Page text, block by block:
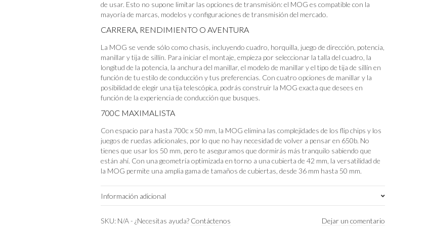
de usar. Esto no supone limitar las opciones de transmisión: el MOG es compatible con la
mayoría de marcas, modelos y configuraciones de transmisión del mercado.
CARRERA, RENDIMIENTO O AVENTURA
La MOG se vende sólo como chasis, incluyendo cuadro, horquilla, juego de dirección, potencia,
manillar y tija de sillín. Para iniciar el montaje, empieza por seleccionar la talla del cuadro, la
longitud de la potencia, la anchura del manillar, el modelo de manillar y el tipo de tija de sillín en
función de tu estilo de conducción y tus preferencias. Con cuatro opciones de manillar y la
posibilidad de elegir una tija telescópica, podrás construir la MOG exacta que desees en
función de la experiencia de conducción que busques.
700C MAXIMALISTA
Con espacio para hasta 700c x 50 mm, la MOG elimina las complejidades de los flip chips y los
juegos de ruedas adicionales, por lo que no hay necesidad de volver a pensar en 650b. No
tienes que usar los 50 mm, pero te aseguramos que dormirás más tranquilo sabiendo que
están ahí. Con una geometría optimizada en torno a una cubierta de 42 mm, la versatilidad de
la MOG permite una amplia gama de tamaños de cubiertas, desde 36 mm hasta 50 mm.
Información adicional
Color Hollyhock Purple, Topo Green
SKU: N/A-¿Necesitas ayuda? Contáctenos
Dejar un comentario